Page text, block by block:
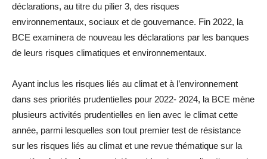
déclarations, au titre du pilier 3, des risques
environnementaux, sociaux et de gouvernance. Fin 2022, la
BCE examinera de nouveau les déclarations par les banques
de leurs risques climatiques et environnementaux.
Ayant inclus les risques liés au climat et à l’environnement
dans ses priorités prudentielles pour 2022- 2024, la BCE mène
plusieurs activités prudentielles en lien avec le climat cette
année, parmi lesquelles son tout premier test de résistance
sur les risques liés au climat et une revue thématique sur la